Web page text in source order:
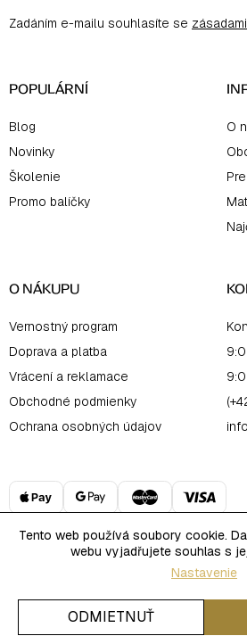
Tento web používá soubory cookie.
webu vyjadřujete souhlas s
Nastavenie
ODMIETNUŤ
e
Zadáním e-mailu souhlasíte se
POPULÁRNÍ
Blog
Novinky
Školenie
Promo balíčky
O
O NÁKUPU
Vernostný program
Doprava a platba
Vrácení a reklamace
Obchodné podmienky
Ochrana osobných údajov